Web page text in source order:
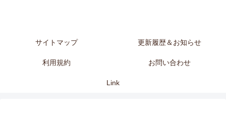
サイトマップ 更新履歴＆お知らせ
利用規約 お問い合わせ
Link